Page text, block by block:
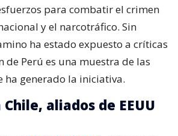
para combatir el crimen
y el narcotráfico. Sin
ha estado expuesto a críticas
de Perú es una muestra de las
ha generado la iniciativa.
aliados de EEUU